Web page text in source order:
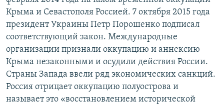
Крыма и Севастополя Россией. 7 октября 2015 года
президент Украины Петр Порошенко подписал
соответствующий закон. Международные
организации признали оккупацию и аннексию
Крыма незаконными и осудили действия России.
Страны Запада ввели ряд экономических санкций.
Россия отрицает оккупацию полуострова и
называет это «восстановлением исторической